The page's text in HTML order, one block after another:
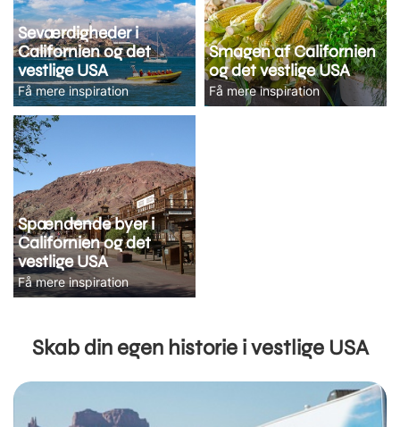
Seværdigheder i
Californien og det
vestlige USA
Få mere inspiration
Smagen af Californien
og det vestlige USA
Få mere inspiration
Spændende byer i
Californien og det
vestlige USA
Få mere inspiration
Skab din egen historie i vestlige USA